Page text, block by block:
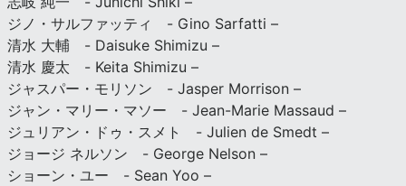
ジノ・サルファッティ - Gino Sarfatti –
清水 大輔 - Daisuke Shimizu –
清水 慶太 - Keita Shimizu –
ジャスパー・モリソン - Jasper Morrison –
ジャン・マリー・マソー - Jean-Marie Massaud –
ジュリアン・ドゥ・スメト - Julien de Smedt –
ジョージ ネルソン - George Nelson –
ショーン・ユー - Sean Yoo –